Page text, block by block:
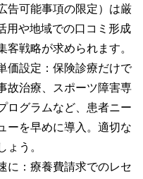
告可能事項の限定）は厳
用や地域での口コミ形成
客戦略が求められます。
価設定：保険診療だけで
故治療、スポーツ障害専
ログラムなど、患者ニー
ーを早めに導入。適切な
ょう。
に：療養費請求でのレセ